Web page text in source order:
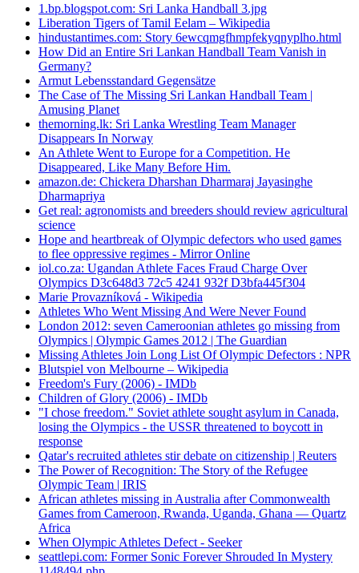
1.bp.blogspot.com: Sri Lanka Handball 3.jpg
Liberation Tigers of Tamil Eelam – Wikipedia
hindustantimes.com: Story 6ewcqmgfhmpfekyqnyplho.html
How Did an Entire Sri Lankan Handball Team Vanish in
Germany?
Armut Lebensstandard Gegensätze
The Case of The Missing Sri Lankan Handball Team |
Amusing Planet
themorning.lk: Sri Lanka Wrestling Team Manager
Disappears In Norway
An Athlete Went to Europe for a Competition. He
Disappeared, Like Many Before Him.
amazon.de: Chickera Dharshan Dharmaraj Jayasinghe
Dharmapriya
Get real: agronomists and breeders should review agricultural
science
Hope and heartbreak of Olympic defectors who used games
to flee oppressive regimes - Mirror Online
iol.co.za: Ugandan Athlete Faces Fraud Charge Over
Olympics D3c648d3 72c5 4241 932f D3bfa445f304
Marie Provazníková - Wikipedia
Athletes Who Went Missing And Were Never Found
London 2012: seven Cameroonian athletes go missing from
Olympics | Olympic Games 2012 | The Guardian
Missing Athletes Join Long List Of Olympic Defectors : NPR
Blutspiel von Melbourne – Wikipedia
Freedom's Fury (2006) - IMDb
Children of Glory (2006) - IMDb
"I chose freedom." Soviet athlete sought asylum in Canada,
losing the Olympics - the USSR threatened to boycott in
response
Qatar's recruited athletes stir debate on citizenship | Reuters
The Power of Recognition: The Story of the Refugee
Olympic Team | IRIS
African athletes missing in Australia after Commonwealth
Games from Cameroon, Rwanda, Uganda, Ghana — Quartz
Africa
When Olympic Athletes Defect - Seeker
seattlepi.com: Former Sonic Forever Shrouded In Mystery